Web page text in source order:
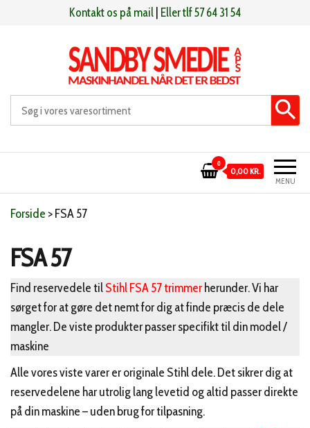
Kontakt os på mail Eller tlf 57 64 31 54
Sandby smeden Maskinhandel når det er bedst
MENU
0
0,00 KR.
Forside >FSA 57
FSA 57
Find reservedele tilStihl FSA 57 trimmerherunder. Vi har
sørget for at gøre det nemt for dig at finde præcis de dele
mangler. De viste produkter passer specifikt til din model /
maskine
Alle vores viste varer er originale Stihl dele. Det sikrer dig at
reservedelene har utrolig lang levetid og altid passer direkte
på din maskine – uden brug for tilpasning.